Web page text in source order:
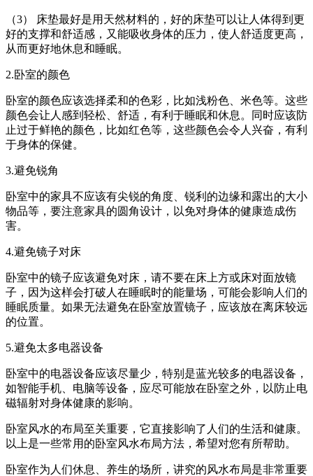
（3） 床垫最好是用天然材料的，好的床垫可以让人体得到更
好的支撑和舒适感，又能吸收身体的压力，使人舒适度更高，
从而更好地休息和睡眠。
2.卧室的颜色
卧室的颜色应该选择柔和的色彩，比如浅粉色、米色等。这些
颜色会让人感到轻松、舒适，有利于睡眠和休息。同时应该防
止过于鲜艳的颜色，比如红色等，这些颜色会令人兴奋，有利
于身体的保健。
3.避免锐角
卧室中的家具不应该有尖锐的角度、锐利的边缘和露出的大小
物品等，要注意家具的圆角设计，以免对身体的健康造成伤
害。
4.避免镜子对床
卧室中的镜子应该避免对床，请不要在床上方或床对面放镜
子，因为这样会打破人在睡眠时的能量场，可能会影响人们的
睡眠质量。如果无法避免在卧室放置镜子，应该放在离床较远
的位置。
5.避免太多电器设备
卧室中的电器设备应该尽量少，特别是蓝光较多的电器设备，
如智能手机、电脑等设备，应尽可能放在卧室之外，以防止电
磁辐射对身体健康的影响。
卧室风水的布局至关重要，它直接影响了人们的生活和健康。
以上是一些常用的卧室风水布局方法，希望对您有所帮助。
卧室作为人们休息、养生的场所，讲究的风水布局是非常重要